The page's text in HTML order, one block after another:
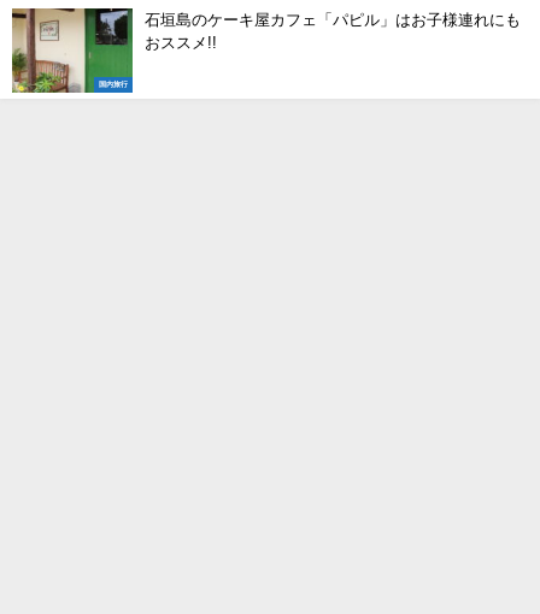
国内旅行
石垣島のケーキ屋カフェ「パピル」はお子様連れにも
おススメ!!